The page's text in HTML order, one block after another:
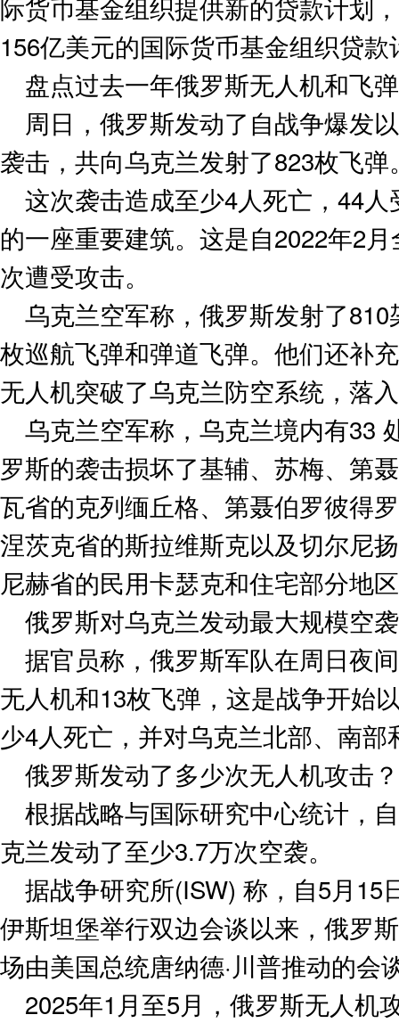
际货币基金组织提供新的贷款计划
156亿美元的国际货币基金组织贷款
盘点过去一年俄罗斯无人机和飞
周日，俄罗斯发动了自战争爆发
袭击，共向乌克兰发射了823枚飞弹
这次袭击造成至少4人死亡，44
的一座重要建筑。这是自2022年2
次遭受攻击。
乌克兰空军称，俄罗斯发射了
枚巡航飞弹和弹道飞弹。他们还补
无人机突破了乌克兰防空系统，落
乌克兰空军称，乌克兰境内有33
罗斯的袭击损坏了基辅、苏梅、第
瓦省的克列缅丘格、第聂伯罗彼得
涅茨克省的斯拉维斯克以及切尔尼
尼赫省的民用卡瑟克和住宅部分地
俄罗斯对乌克兰发动最大规模空袭
据官员称，俄罗斯军队在周日夜
无人机和13枚飞弹，这是战争开始
少4人死亡，并对乌克兰北部、南
俄罗斯发动了多少次无人机攻击？
根据战略与国际研究中心统计，
克兰发动了至少3.7万次空袭。
据战争研究所(ISW) 称，自5月15
伊斯坦堡举行双边会谈以来，俄罗
场由美国总统唐纳德·川普推动的会
2025年1月至5月，俄罗斯无人机